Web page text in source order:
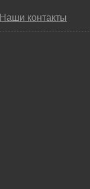
Наши контакты